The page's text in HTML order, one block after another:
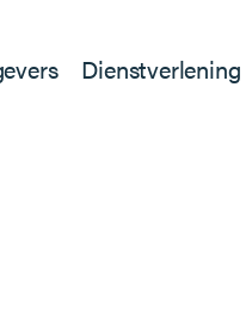
Dienstverlening